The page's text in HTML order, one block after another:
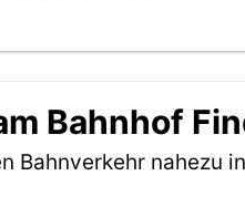
Bahnhof
Bahnverkehr